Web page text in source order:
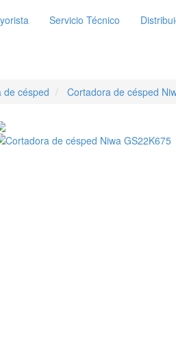
Servicio Técnico
de césped Cortadora de césped